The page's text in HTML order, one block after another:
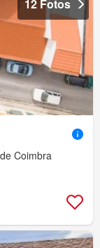
12 Fotos
Coimbra